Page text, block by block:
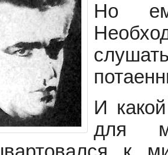
Но
И
для